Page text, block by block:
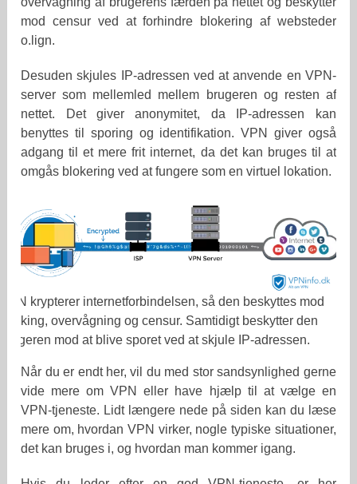
mod censur ved at forhindre blokering af websteder
o.lign.
Desuden skjules IP-adressen ved at anvende en VPN-
server som mellemled mellem brugeren og resten af
nettet. Det giver anonymitet, da IP-adressen kan
benyttes til sporing og identifikation. VPN giver også
adgang til et mere frit internet, da det kan bruges til at
omgås blokering ved at fungere som en virtuel lokation.
VPN krypterer internetforbindelsen, så den beskyttes mod
hacking, overvågning og censur. Samtidigt beskytter den
brugeren mod at blive sporet ved at skjule IP-adressen.
Når du er endt her, vil du med stor sandsynlighed gerne
vide mere om VPN eller have hjælp til at vælge en
VPN-tjeneste. Lidt længere nede på siden kan du læse
mere om, hvordan VPN virker, nogle typiske situationer,
det kan bruges i, og hvordan man kommer igang.